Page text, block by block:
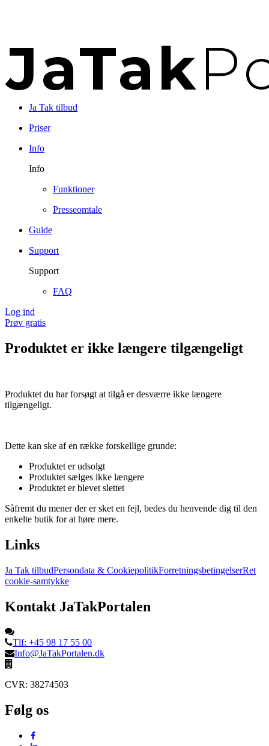
Ja Tak tilbud
Priser
Info
Info
Funktioner
Presseomtale
Guide
Support
Support
FAQ
Log ind
Prøv gratis
Produktet er ikke længere tilgængeligt
Produktet du har forsøgt at tilgå er desværre ikke længere
tilgængeligt.
Dette kan ske af en række forskellige grunde:
Produktet er udsolgt
Produktet sælges ikke længere
Produktet er blevet slettet
Såfremt du mener der er sket en fejl, bedes du henvende dig til den
enkelte butik for at høre mere.
Links
Ja Tak tilbudPersondata & CookiepolitikForretningsbetingelserRet
cookie-samtykke
Kontakt JaTakPortalen
Tlf: +45 98 17 55 00
Info@JaTakPortalen.dk
CVR: 38274503
Følg os